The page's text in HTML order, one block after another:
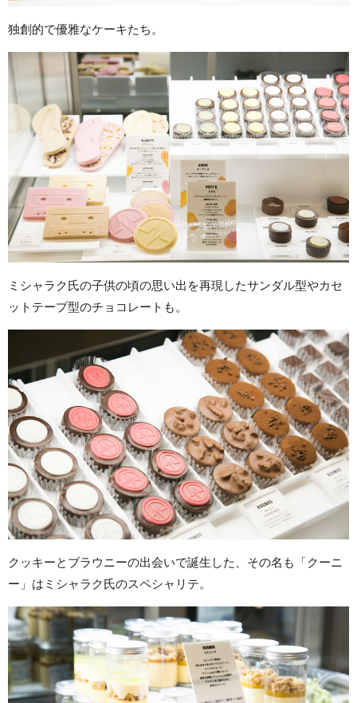
独創的で優雅なケーキたち。
ミシャラク氏の子供の頃の思い出を再現したサンダル型やカセ
ットテープ型のチョコレートも。
クッキーとブラウニーの出会いで誕生した、その名も「クーニ
ー」はミシャラク氏のスペシャリテ。